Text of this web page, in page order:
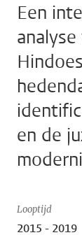
Een
en de
Looptijd
2015 - 2019